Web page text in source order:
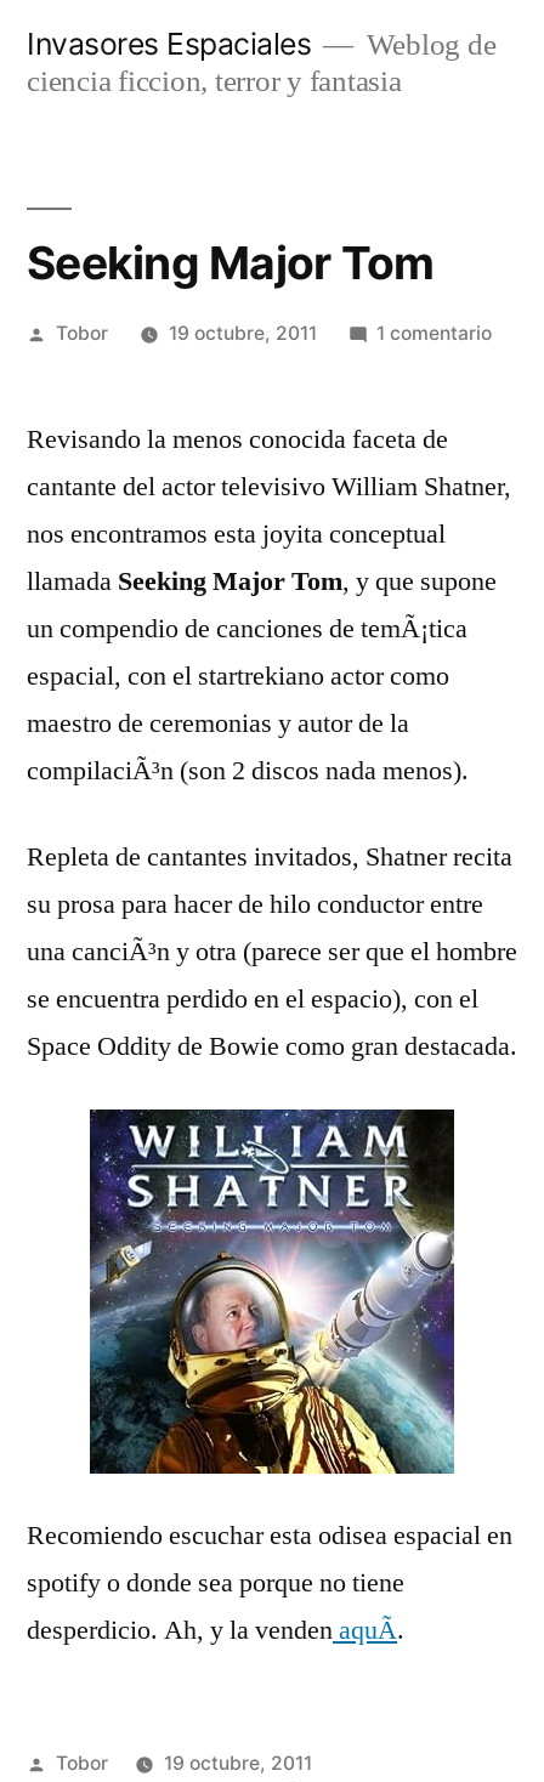
Invasores Espaciales
Weblog de
ciencia ficcion, terror y fantasia
Seeking Major Tom
Publicado
Tobor 19 octubre, 2011 1 comentarioen
Revisando la menos conocida faceta de
cantante del actor televisivo William Shatner,
nos encontramos esta joyita conceptual
llamada Seeking Major Tom, y que supone
un compendio de canciones de temÃ¡tica
espacial, con el startrekiano actor como
maestro de ceremonias y autor de la
compilaciÃ³n (son 2 discos nada menos).
Repleta de cantantes invitados, Shatner recita
su prosa para hacer de hilo conductor entre
una canciÃ³n y otra (parece ser que el hombre
se encuentra perdido en el espacio), con el
Space Oddity de Bowie como gran destacada.
Recomiendo escuchar esta odisea espacial en
spotify o donde sea porque no tiene
desperdicio. Ah, y la vendenaquÃ­.
Publicado
Tobor
19 octubre, 2011